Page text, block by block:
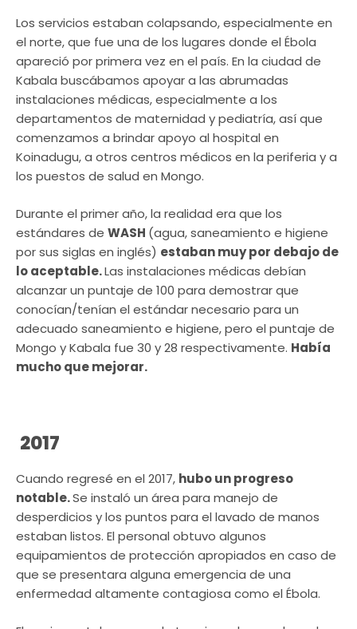
Los servicios estaban colapsando, especialmente en
el norte, que fue una de los lugares donde el Ébola
apareció por primera vez en el país. En la ciudad de
Kabala buscábamos apoyar a las abrumadas
instalaciones médicas, especialmente a los
departamentos de maternidad y pediatría, así que
comenzamos a brindar apoyo al hospital en
Koinadugu, a otros centros médicos en la periferia y a
los puestos de salud en Mongo.
Durante el primer año, la realidad era que los
estándares de WASH (agua, saneamiento e higiene
por sus siglas en inglés) estaban muy por debajo de
lo aceptable.Las instalaciones médicas debían
alcanzar un puntaje de 100 para demostrar que
conocían/tenían el estándar necesario para un
adecuado saneamiento e higiene, pero el puntaje de
Mongo y Kabala fue 30 y 28 respectivamente. Había
mucho que mejorar.
2017
Cuando regresé en el 2017, hubo un progreso
notable.Se instaló un área para manejo de
desperdicios y los puntos para el lavado de manos
estaban listos. El personal obtuvo algunos
equipamientos de protección apropiados en caso de
que se presentara alguna emergencia de una
enfermedad altamente contagiosa como el Ébola.